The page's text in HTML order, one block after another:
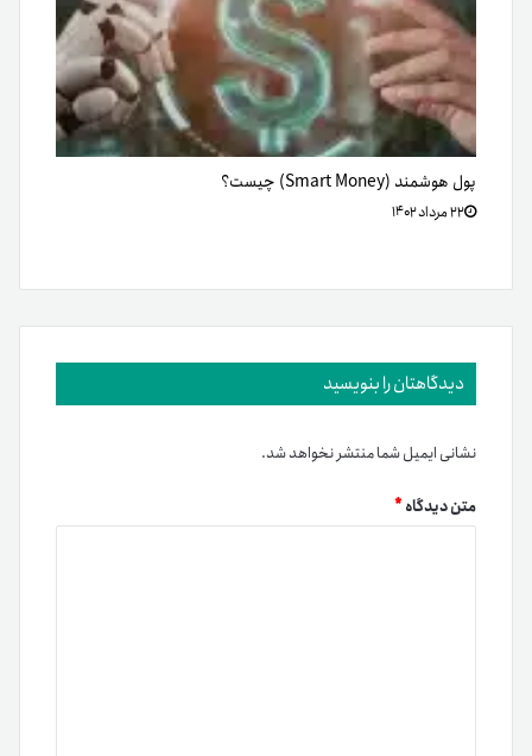
پول هوشمند (Smart Money) چیست؟
۲۲ مرداد ۱۴۰۲
دیدگاهتان را بنویسید
نشانی ایمیل شما منتشر نخواهد شد.
متن دیدگاه*